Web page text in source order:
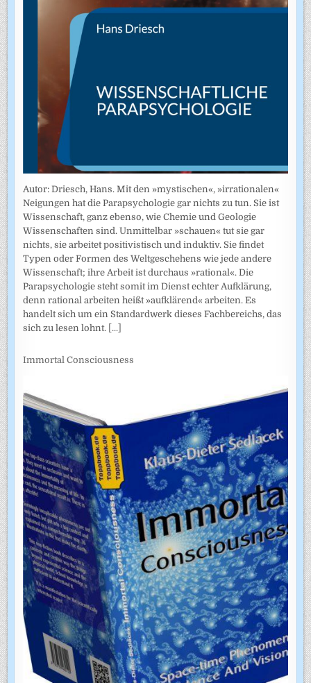
Autor: Driesch, Hans. Mit den »mystischen«, »irrationalen«
Neigungen hat die Parapsychologie gar nichts zu tun. Sie ist
Wissenschaft, ganz ebenso, wie Chemie und Geologie
Wissenschaften sind. Unmittelbar »schauen« tut sie gar
nichts, sie arbeitet positivistisch und induktiv. Sie findet
Typen oder Formen des Weltgeschehens wie jede andere
Wissenschaft; ihre Arbeit ist durchaus »rational«. Die
Parapsychologie steht somit im Dienst echter Aufklärung,
denn rational arbeiten heißt »aufklärend« arbeiten. Es
handelt sich um ein Standardwerk dieses Fachbereichs, das
sich zu lesen lohnt. [...]
Immortal Consciousness